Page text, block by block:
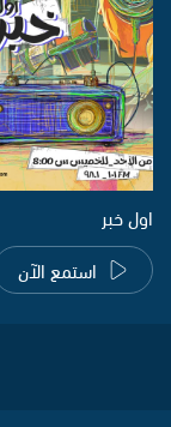
اول خبر
استمع الآن